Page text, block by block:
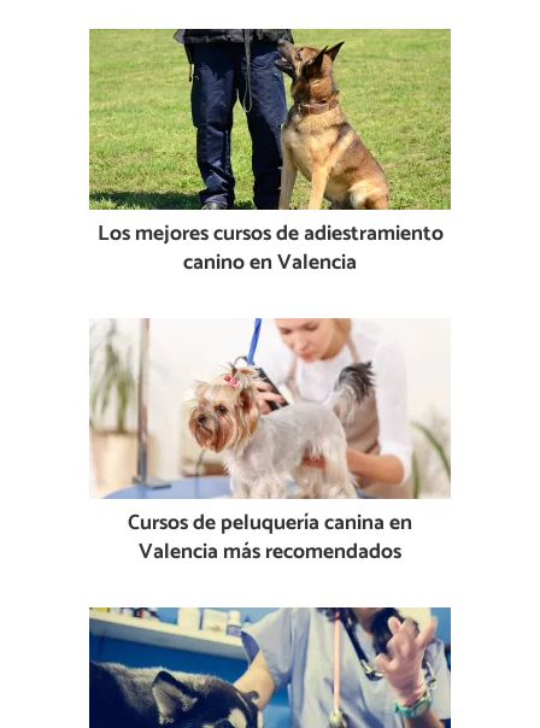
Los mejores cursos de adiestramiento
canino en Valencia
Cursos de peluquería canina en
Valencia más recomendados